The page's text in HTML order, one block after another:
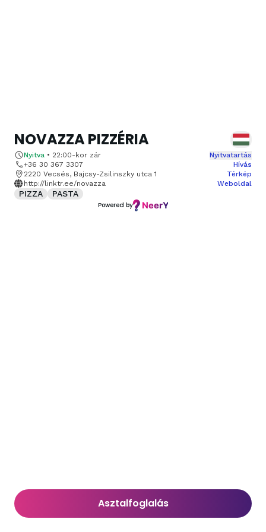
NOVAZZA PIZZÉRIA
Nyitva • 22:00-kor zár
Nyitvatartás
+36 30 367 3307
Hívás
2220 Vecsés, Bajcsy-Zsilinszky utca 1
Térkép
http://linktr.ee/novazza
Weboldal
PIZZA PASTA
Powered by
Asztalfoglalás